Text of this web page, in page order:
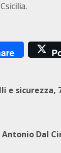
e sicurezza,
Dal